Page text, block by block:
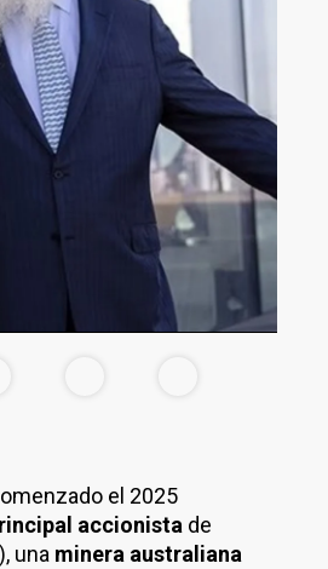
el 2025
accionista de
), una minera australiana